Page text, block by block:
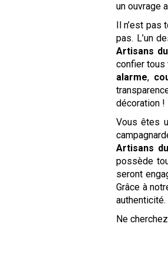
un ouvrage
Il n’est
pas. L’un
Artisans
confier
alarme,
décoration !
Vous êtes
Artisans
possède
seront
Grâce à
authenticité.
Ne